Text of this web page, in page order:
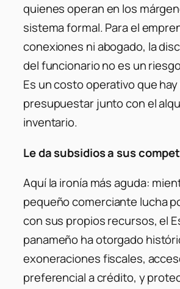
quienes operan en los
sistema formal. Para el
conexiones ni abogado, la
del funcionario no es un
Es un costo operativo que
presupuestar junto con el
inventario.
Le da subsidios a sus
Aquí la ironía más aguda:
pequeño comerciante lucha
con sus propios recursos, el
panameño ha otorgado
exoneraciones fiscales,
preferencial a crédito, y